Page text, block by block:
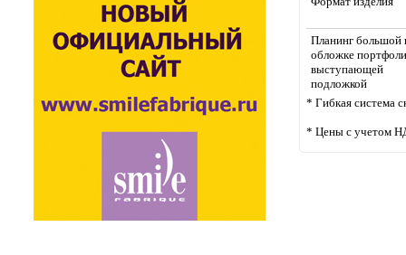
Планинг большой
обложке
выступающей
подложкой
* Гибкая система
* Цены с учетом